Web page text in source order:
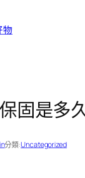
物
固是多
分類:Uncategorized